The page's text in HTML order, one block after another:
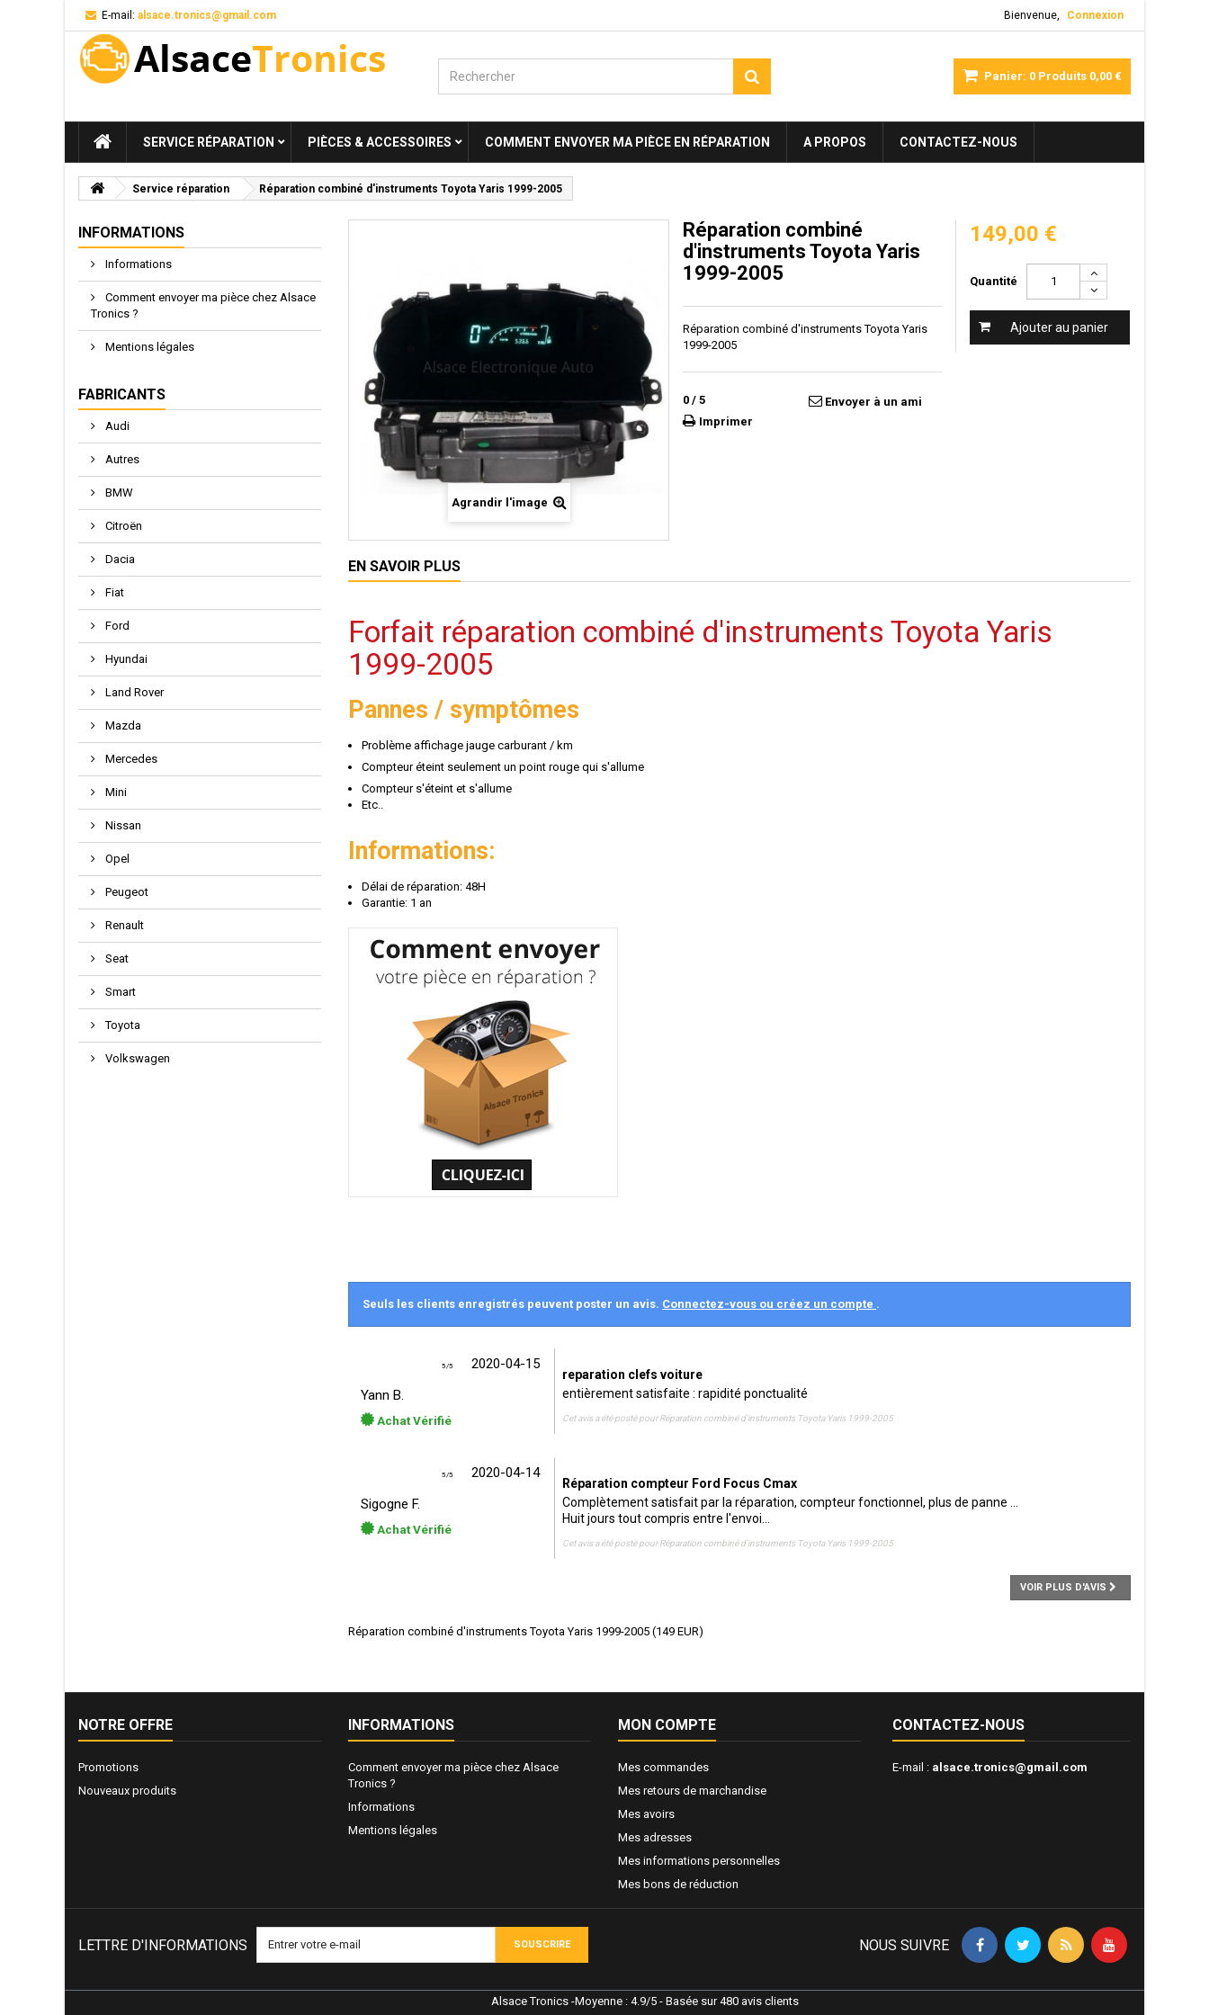
Bienvenue, Connexion
E-mail: alsace.tronics@gmail.com
Panier: 0 Produits 0,00 €
SERVICE RÉPARATION PIÈCES & ACCESSOIRES COMMENT ENVOYER MA PIÈCE EN RÉPARATION A PROPOS CONTACTEZ-NOUS
Service réparation Réparation combiné d'instruments Toyota Yaris 1999-2005
INFORMATIONS
Informations
Comment envoyer ma pièce chez Alsace
Tronics ?
Mentions légales
FABRICANTS
Audi
Autres
BMW
Citroën
Dacia
Fiat
Ford
Hyundai
Land Rover
Mazda
Mercedes
Mini
Nissan
Opel
Peugeot
Renault
Seat
Smart
Toyota
Volkswagen
Agrandir l'image
Réparation combiné
d'instruments Toyota Yaris
1999-2005
Réparation combiné d'instruments Toyota Yaris
1999-2005
0 / 5
Envoyer à un ami
Imprimer
149,00 €
Quantité
Ajouter au panier
EN SAVOIR PLUS
Forfait réparation combiné d'instruments Toyota Yaris
1999-2005
Pannes / symptômes
Problème affichage jauge carburant / km
Compteur éteint seulement un point rouge qui s'allume
Compteur s'éteint et s'allume
Etc..
Informations:
Délai de réparation: 48H
Garantie: 1 an
Seuls les clients enregistrés peuvent poster un avis. Connectez-vous ou créez un compte .
5/5
2020-04-15
Yann B.
Achat Vérifié
reparation clefs voiture
entièrement satisfaite : rapidité ponctualité
Cet avis a été posté pourRéparation combiné d'instruments Toyota Yaris 1999-2005
5/5
2020-04-14
Sigogne F.
Achat Vérifié
Réparation compteur Ford Focus Cmax
Complètement satisfait par la réparation, compteur fonctionnel, plus de panne ...
Huit jours tout compris entre l'envoi...
Cet avis a été posté pourRéparation combiné d'instruments Toyota Yaris 1999-2005
VOIR PLUS D'AVIS
Réparation combiné d'instruments Toyota Yaris 1999-2005 (149 EUR)
NOTRE OFFRE
Promotions
Nouveaux produits
INFORMATIONS
Comment envoyer ma pièce chez Alsace
Tronics ?
Informations
Mentions légales
MON COMPTE
Mes commandes
Mes retours de marchandise
Mes avoirs
Mes adresses
Mes informations personnelles
Mes bons de réduction
CONTACTEZ-NOUS
E-mail : alsace.tronics@gmail.com
LETTRE D'INFORMATIONS SOUSCRIRE NOUS SUIVRE
Alsace Tronics -Moyenne : 4.9/5 - Basée sur480 avis clients